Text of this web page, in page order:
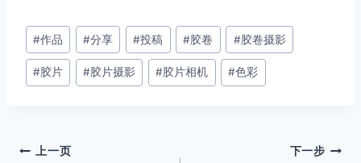
文
章
标
#作品 #分享 #投稿 #胶卷 #胶卷摄影
#胶片 #胶片摄影 #胶片相机 #色彩
文上一页 下一步